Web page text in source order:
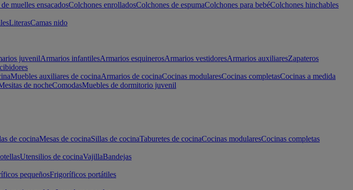
muelles ensacadosColchones enrolladosColchones de espumaColchones para bebéColchones hinchables
LiterasCamas nido
juvenilArmarios infantilesArmarios esquinerosArmarios vestidoresArmarios auxiliaresZapateros
Muebles auxiliares de cocinaArmarios de cocinaCocinas modularesCocinas completasCocinas a medida
de nocheComodasMuebles de dormitorio juvenil
de cocinaMesas de cocinaSillas de cocinaTaburetes de cocinaCocinas modularesCocinas completas
Utensilios de cocinaVajillaBandejas
pequeñosFrigoríficos portátiles